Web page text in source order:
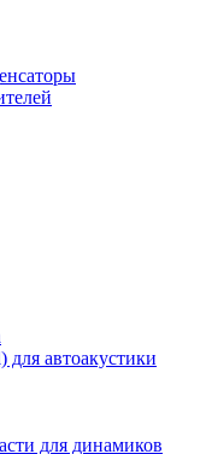
автоакустики
для динамиков